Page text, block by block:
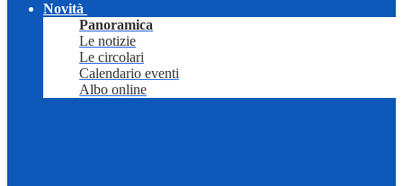
Novità
Panoramica
Le notizie
Le circolari
Calendario eventi
Albo online